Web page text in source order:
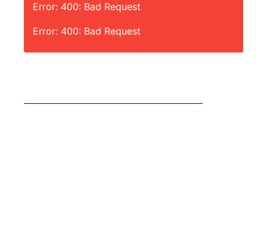
Error: 400: Bad Request
Error: 400: Bad Request